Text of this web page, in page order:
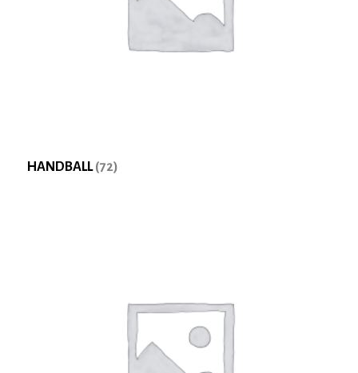
HANDBALL(72)